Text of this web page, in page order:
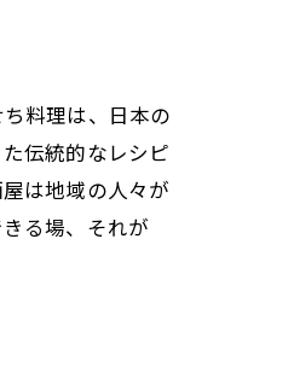
料理は、日本の
伝統的なレシピ
は地域の人々が
る場、それが